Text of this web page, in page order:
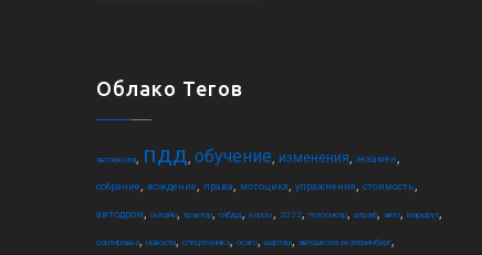
Облако Тегов
автошкола пдд обучение изменения экзамен
собрание вождение права мотоцикл упражнения стоимость
автодром онлайн трактор гибдд курсы 2022 техосмотр штраф авто маршрут
сортировка новости спецтехника осаго шарташ автошкола екатеринбург